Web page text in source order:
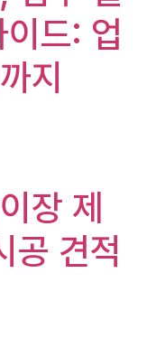
드: 업
지
장 제
공 견적